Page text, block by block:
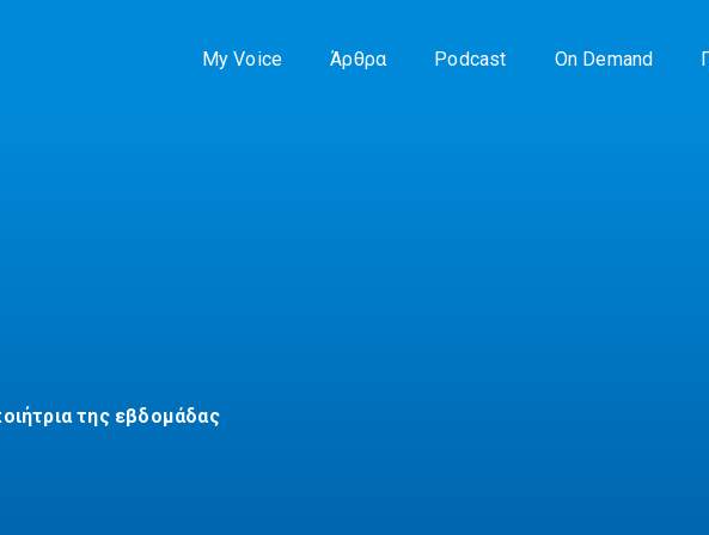
My Voice Άρθρα Podcast On Demand
της εβδομάδας